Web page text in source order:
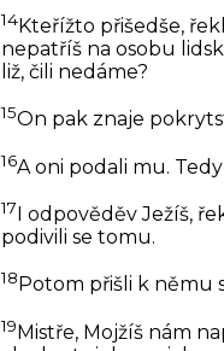
14Kteřížto přišedše,
nepatříš na osobu
liž, čili nedáme?
15On pak znaje
16A oni podali mu.
17 I odpověděv Ježíš,
podivili se tomu.
18 Potom přišli k němu
19Mistře, Mojžíš nám